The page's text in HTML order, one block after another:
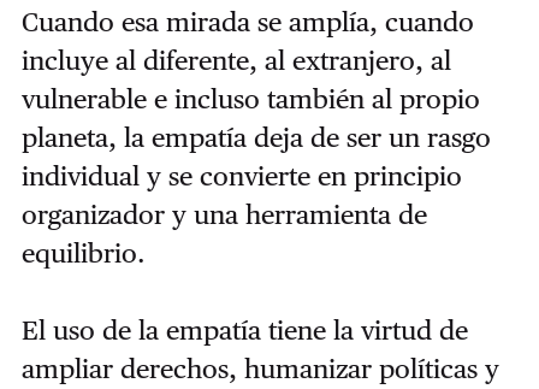
Cuando esa mirada se amplía, cuando
incluye al diferente, al extranjero, al
vulnerable e incluso también al propio
planeta, la empatía deja de ser un rasgo
individual y se convierte en principio
organizador y una herramienta de
equilibrio.
El uso de la empatía tiene la virtud de
ampliar derechos, humanizar políticas y